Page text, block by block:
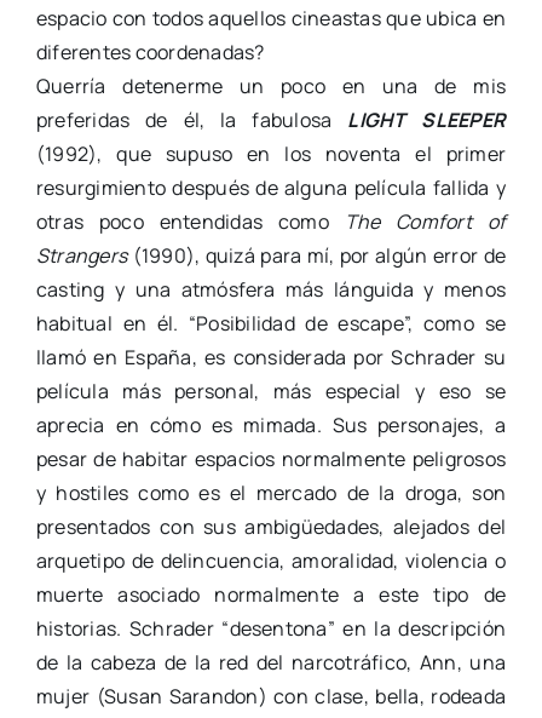
espacio con todos aquellos cineastas que ubica en
diferentes coordenadas?
Querría detenerme un poco en una de mis
preferidas de él, la fabulosa LIGHT SLEEPER
(1992), que supuso en los noventa el primer
resurgimiento después de alguna película fallida y
otras poco entendidas como
The Comfort of
Strangers(1990), quizá para mí, por algún error de
casting y una atmósfera más lánguida y menos
habitual en él. “Posibilidad de escape”, como se
llamó en España, es considerada por Schrader su
película más personal, más especial y eso se
aprecia en cómo es mimada. Sus personajes, a
pesar de habitar espacios normalmente peligrosos
y hostiles como es el mercado de la droga, son
presentados con sus ambigüedades, alejados del
arquetipo de delincuencia, amoralidad, violencia o
muerte asociado normalmente a este tipo de
historias. Schrader “desentona” en la descripción
de la cabeza de la red del narcotráfico, Ann, una
mujer (Susan Sarandon) con clase, bella, rodeada